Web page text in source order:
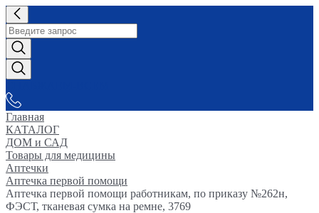
Главная
КАТАЛОГ
ДОМ и САД
Товары для медицины
Аптечки
Аптечка первой помощи
Аптечка первой помощи работникам, по приказу №262н,
ФЭСТ, тканевая сумка на ремне, 3769